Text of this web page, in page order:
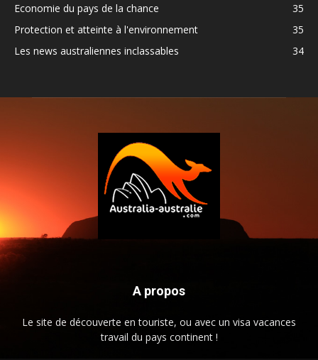
Economie du pays de la chance
35
Protection et atteinte à l'environnement
35
Les news australiennes inclassables
34
A propos
Le site de découverte en touriste, ou avec un visa vacances
travail du pays continent !